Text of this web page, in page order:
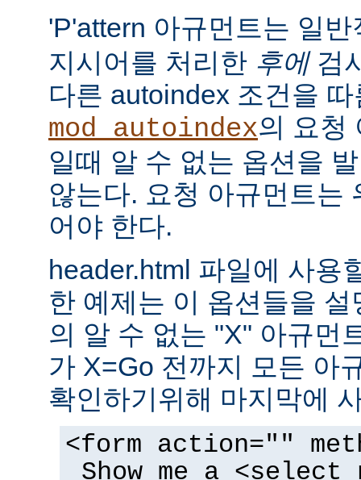
'P'attern 아규먼트는 일
지시어를 처리한 후에검
다른 autoindex 조건을
mod_autoindex의 요청
일때 알 수 없는 옵션을
않는다. 요청 아규먼트는
어야 한다.
header.html 파일에 사용
한 예제는 이 옵션들을
의 알 수 없는 "X" 아규먼
가 X=Go 전까지 모든 아
확인하기위해 마지막에
<form action=""
Show me a <select